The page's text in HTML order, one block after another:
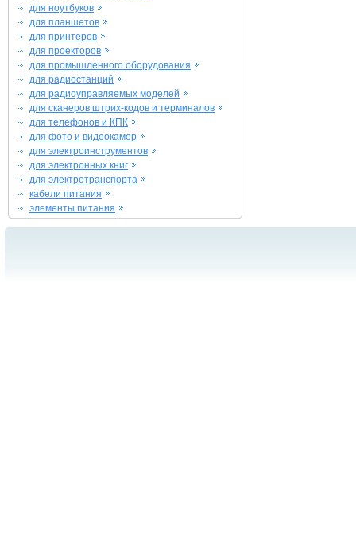
для ноутбуков
для планшетов
для принтеров
для проекторов
для промышленного оборудования
для радиостанций
для радиоуправляемых моделей
для сканеров штрих-кодов и терминалов
для телефонов и КПК
для фото и видеокамер
для электроинструментов
для электронных книг
для электротранспорта
кабели питания
элементы питания